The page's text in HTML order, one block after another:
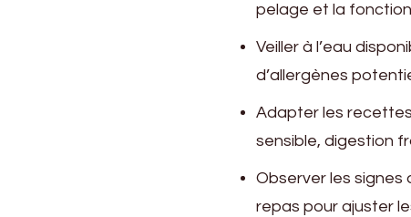
pelage et la
Veiller à l’eau
d’allergènes
Adapter les
sensible, digestion
Observer les
repas pour ajuster